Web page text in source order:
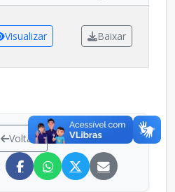
Visualizar Baixar
Voltar